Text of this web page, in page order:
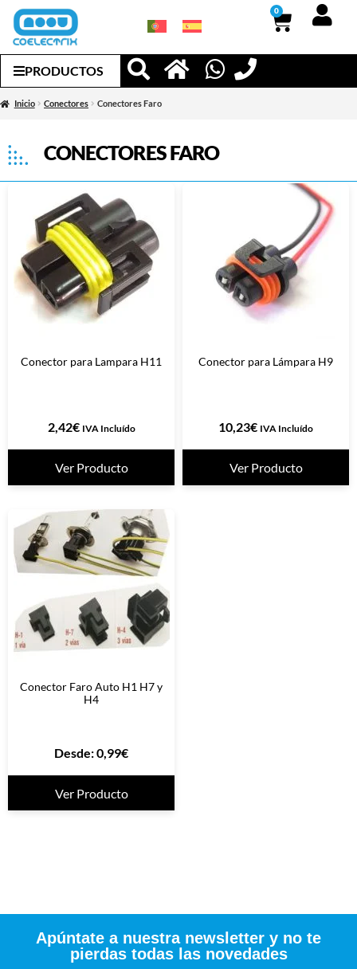
0
PRODUCTOS
Inicio Conectores Conectores Faro
CONECTORES FARO
Conector para Lampara H11
2,42€ IVA Incluído
Ver Producto
Conector para Lámpara H9
10,23€ IVA Incluído
Ver Producto
Conector Faro Auto H1 H7 y
H4
Desde:0,99€
Ver Producto
Apúntate a nuestra newsletter y no te
pierdas todas las novedades